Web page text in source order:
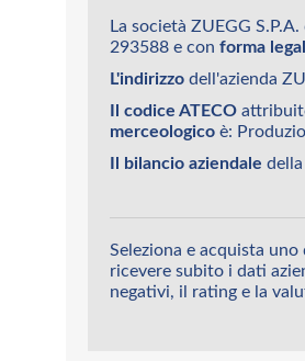
La società ZUEGG
293588 e con forma
L'indirizzo dell'azienda
Il codice ATECO
merceologico è:
Il bilancio aziendale
Seleziona e acquista
ricevere subito i dati
negativi, il rating e la